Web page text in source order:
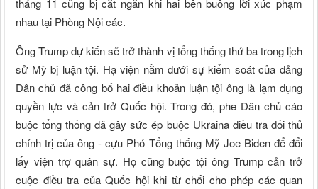
nhau tại Phòng Nội các.
Ông Trump dự kiến sẽ trở thành vị tổng thống thứ ba trong lịch
sử Mỹ bị luận tội. Hạ viện nằm dưới sự kiểm soát của đảng
Dân chủ đã công bố hai điều khoản luận tội ông là lạm dụng
quyền lực và cản trở Quốc hội. Trong đó, phe Dân chủ cáo
buộc tổng thống đã gây sức ép buộc Ukraina điều tra đối thủ
chính trị của ông - cựu Phó Tổng thống Mỹ Joe Biden để đổi
lấy viện trợ quân sự. Họ cũng buộc tội ông Trump cản trở
cuộc điều tra của Quốc hội khi từ chối cho phép các quan